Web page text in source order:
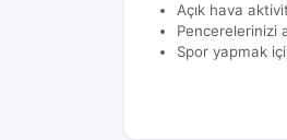
Açık hava
Pencerelerinizi
Spor yapmak